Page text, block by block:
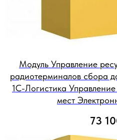
Модуль Управление
радиотерминалов сбора
1С-Логистика
мест
73